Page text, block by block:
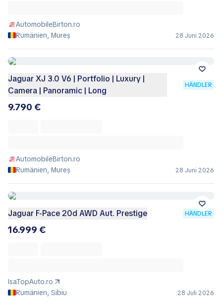
AutomobileBirton.ro
Rumänien, Mureș
28 Juni 2026
Jaguar XJ 3.0 V6 | Portfolio | Luxury |
Camera | Panoramic | Long
HÄNDLER
9.790 €
AutomobileBirton.ro
Rumänien, Mureș
28 Juni 2026
Jaguar F-Pace 20d AWD Aut. Prestige HÄNDLER
16.999 €
IsaTopAuto.ro
Rumänien, Sibiu
28 Juli 2026